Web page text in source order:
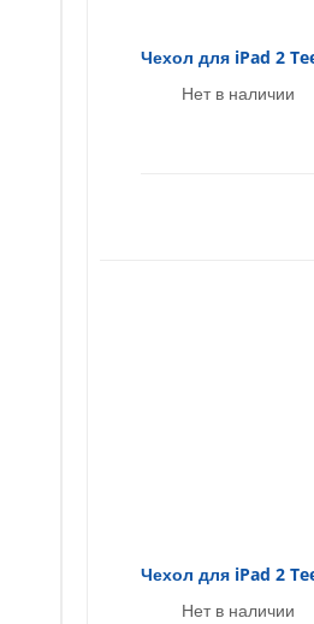
Чехол для iPad 2
Нет в наличии
Чехол для iPad 2
Нет в наличии